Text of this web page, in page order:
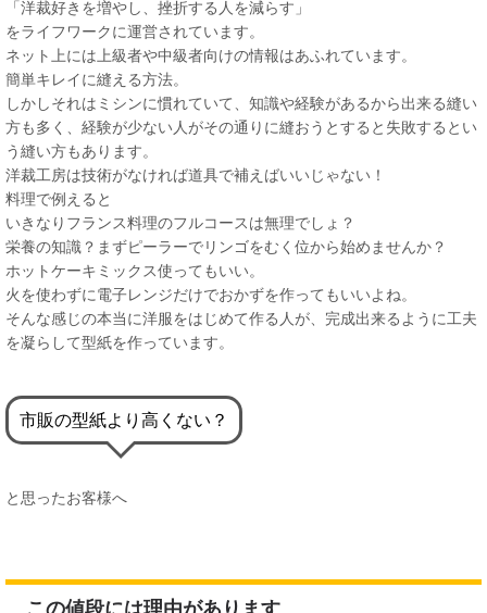
「洋裁好きを増やし、挫折する人を減らす」
をライフワークに運営されています。
ネット上には上級者や中級者向けの情報はあふれています。
簡単キレイに縫える方法。
しかしそれはミシンに慣れていて、知識や経験があるから出来る縫い
方も多く、経験が少ない人がその通りに縫おうとすると失敗するとい
う縫い方もあります。
洋裁工房は技術がなければ道具で補えばいいじゃない！
料理で例えると
いきなりフランス料理のフルコースは無理でしょ？
栄養の知識？まずピーラーでリンゴをむく位から始めませんか？
ホットケーキミックス使ってもいい。
火を使わずに電子レンジだけでおかずを作ってもいいよね。
そんな感じの本当に洋服をはじめて作る人が、完成出来るように工夫
を凝らして型紙を作っています。
市販の型紙より高くない？
と思ったお客様へ
この値段には理由があります